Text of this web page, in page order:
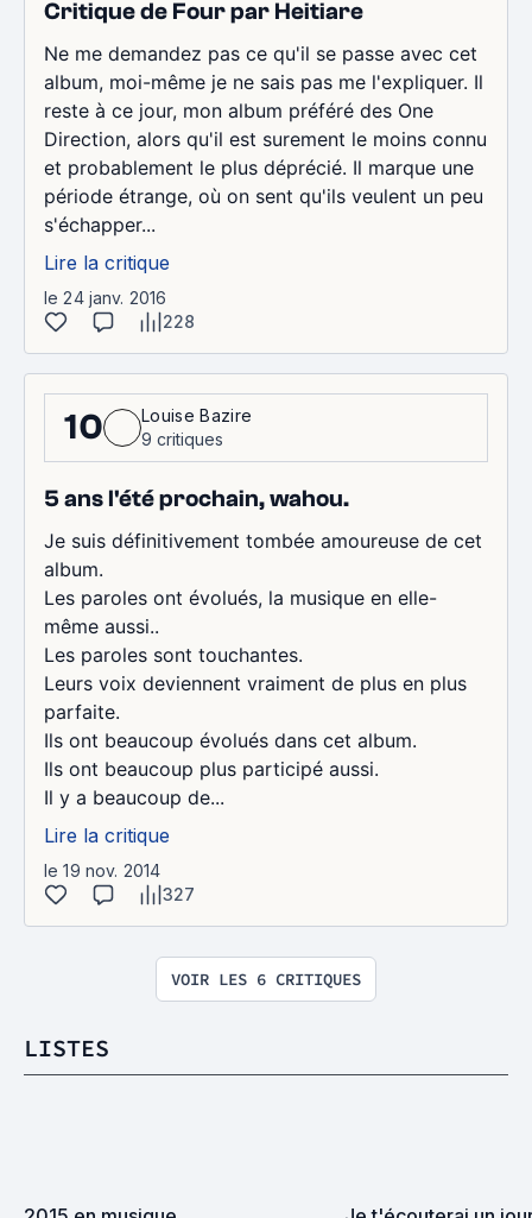
Critique de Four par Heitiare
Ne me demandez pas ce qu'il se passe avec cet
album, moi-même je ne sais pas me l'expliquer. Il
reste à ce jour, mon album préféré des One
Direction, alors qu'il est surement le moins connu
et probablement le plus déprécié. Il marque une
période étrange, où on sent qu'ils veulent un peu
s'échapper...
Lire la critique
le 24 janv. 2016
228
10
Louise Bazire
9 critiques
5 ans l'été prochain, wahou.
Je suis définitivement tombée amoureuse de cet
album.
Les paroles ont évolués, la musique en elle-
même aussi..
Les paroles sont touchantes.
Leurs voix deviennent vraiment de plus en plus
parfaite.
Ils ont beaucoup évolués dans cet album.
Ils ont beaucoup plus participé aussi.
Il y a beaucoup de...
Lire la critique
le 19 nov. 2014
327
VOIR LES 6 CRITIQUES
LISTES